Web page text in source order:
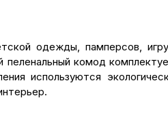
одежды, памперсов,
комод
используются